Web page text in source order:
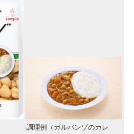
調理例（ガルバンゾのカレ